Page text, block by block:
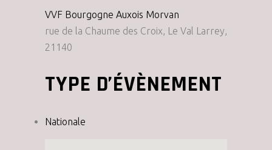
VVF Bourgogne Auxois Morvan
rue de la Chaume des Croix, Le Val Larrey,
21140
TYPE D’ÉVÈNEMENT
Nationale